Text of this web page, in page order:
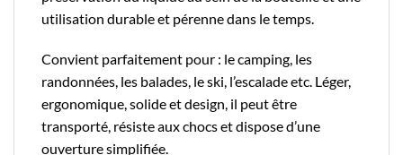
utilisation durable et pérenne dans le temps.
Convient parfaitement pour : le camping, les
randonnées, les balades, le ski, l’escalade etc. Léger,
ergonomique, solide et design, il peut être
transporté, résiste aux chocs et dispose d’une
ouverture simplifiée.